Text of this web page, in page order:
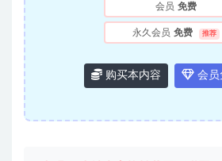
会员 免费
永久会员 免费 推荐
购买本内容 会员